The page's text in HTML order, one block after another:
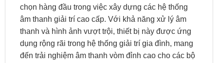
chọn hàng đầu trong việc xây dựng các hệ thống
âm thanh giải trí cao cấp. Với khả năng xử lý âm
thanh và hình ảnh vượt trội, thiết bị này được ứng
dụng rộng rãi trong hệ thống giải trí gia đình, mang
đến trải nghiệm âm thanh vòm đỉnh cao cho các bộ